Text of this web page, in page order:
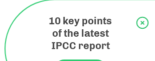
10 key points
of the latest
IPCC report